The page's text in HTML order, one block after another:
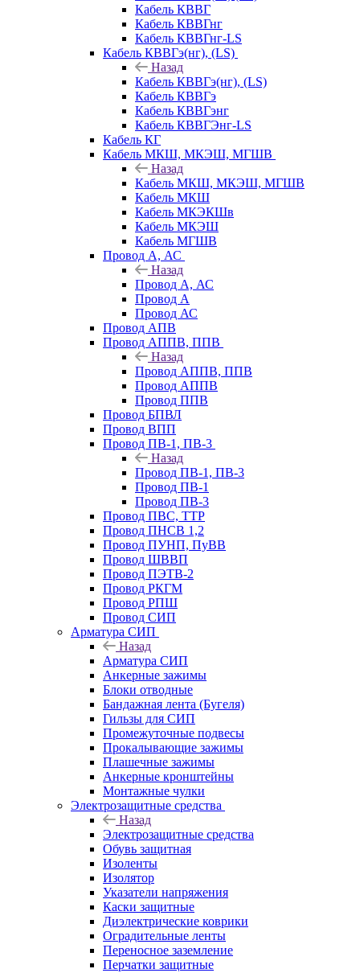
Кабель КВВГ
Кабель КВВГнг
Кабель КВВГнг-LS
Кабель КВВГэ(нг), (LS)
Назад
Кабель КВВГэ(нг), (LS)
Кабель КВВГэ
Кабель КВВГэнг
Кабель КВВГЭнг-LS
Кабель КГ
Кабель МКШ, МКЭШ, МГШВ
Назад
Кабель МКШ, МКЭШ, МГШВ
Кабель МКШ
Кабель МКЭКШв
Кабель МКЭШ
Кабель МГШВ
Провод А, АС
Назад
Провод А, АС
Провод А
Провод АС
Провод АПВ
Провод АППВ, ППВ
Назад
Провод АППВ, ППВ
Провод АППВ
Провод ППВ
Провод БПВЛ
Провод ВПП
Провод ПВ-1, ПВ-3
Назад
Провод ПВ-1, ПВ-3
Провод ПВ-1
Провод ПВ-3
Провод ПВС, ТТР
Провод ПНСВ 1,2
Провод ПУНП, ПуВВ
Провод ШВВП
Провод ПЭТВ-2
Провод РКГМ
Провод РПШ
Провод СИП
Арматура СИП
Назад
Арматура СИП
Анкерные зажимы
Блоки отводные
Бандажная лента (Бугеля)
Гильзы для СИП
Промежуточные подвесы
Прокалывающие зажимы
Плашечные зажимы
Анкерные кронштейны
Монтажные чулки
Электрозащитные средства
Назад
Электрозащитные средства
Обувь защитная
Изоленты
Изолятор
Указатели напряжения
Каски защитные
Диэлектрические коврики
Оградительные ленты
Переносное заземление
Перчатки защитные